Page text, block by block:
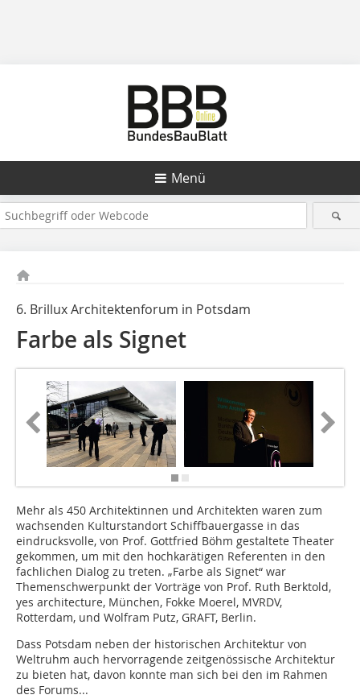
Menü
6. Brillux Architektenforum in Potsdam
Farbe als Signet
Mehr als 450 Architektinnen und Architekten waren zum
wachsenden Kulturstandort Schiffbauergasse in das
eindrucksvolle, von Prof. Gottfried Böhm gestaltete Theater
gekommen, um mit den hochkarätigen Referenten in den
fachlichen Dialog zu treten. „Farbe als Signet“ war
Themenschwerpunkt der Vorträge von Prof. Ruth Berktold,
yes architecture, München, Fokke Moerel, MVRDV,
Rotterdam, und Wolfram Putz, GRAFT, Berlin.
Dass Potsdam neben der historischen Architektur von
Weltruhm auch hervorragende zeitgenössische Architektur
zu bieten hat, davon konnte man sich bei den im Rahmen
des Forums...